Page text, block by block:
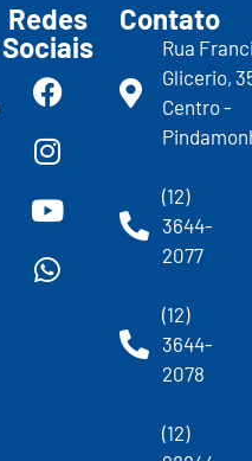
Redes
Sociais
Contato
Rua
Glicerio,
Centro -
(12)
3644-
2077
(12)
3644-
2078
(12)